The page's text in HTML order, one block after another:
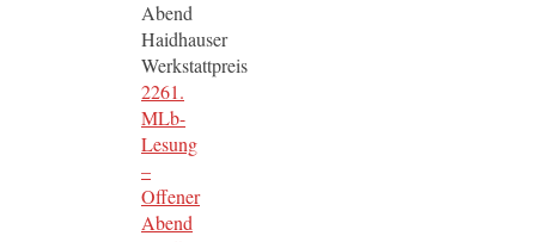
2261.
MLb-
Lesung
–
Offener
Abend